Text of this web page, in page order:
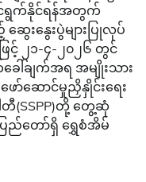
င်ရွက်နိုင်ရန်အတွက်
းနွေးပွဲများပြုလုပ်
င့် ၂၁-၄-၂၀၂၆ တွင်
ါ်ချက်အရ အမျိုးသား
ော်ဆောင်မှုညှိနှိုင်းရေး
တီ(SSPP)တို့ တွေ့ဆုံ
ြည်တော်ရှိ ရွှေစံအိမ်